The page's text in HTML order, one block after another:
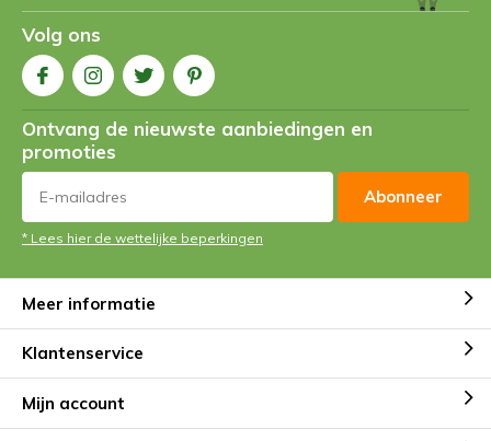
Volg ons
Ontvang de nieuwste aanbiedingen en
promoties
Abonneer
* Lees hier de wettelijke beperkingen
Meer informatie
Klantenservice
Mijn account